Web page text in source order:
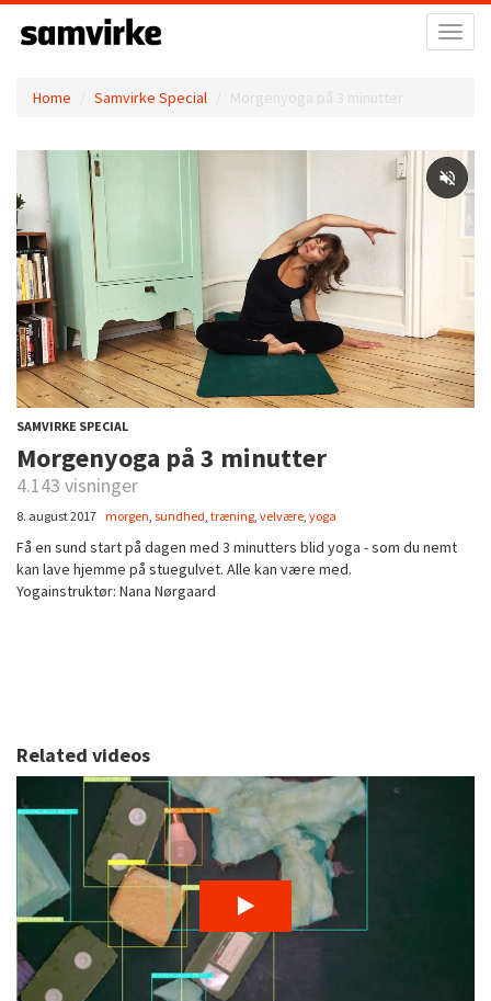
Home Samvirke Special Morgenyoga på 3 minutter
SAMVIRKE SPECIAL
Morgenyoga på 3 minutter
4.143 visninger
8. august 2017 morgen, sundhed, træning, velvære, yoga
Få en sund start på dagen med 3 minutters blid yoga - som du nemt
kan lave hjemme på stuegulvet. Alle kan være med.
Yogainstruktør: Nana Nørgaard
Related videos